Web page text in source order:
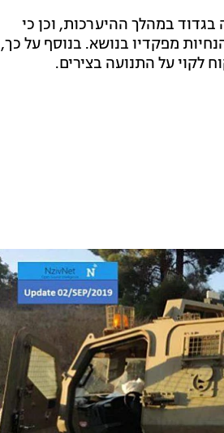
במהלך ההיערכות, וכן כי
מפקדיו בנושא. בנוסף על כך,
לקוי על התנועה בצירים.